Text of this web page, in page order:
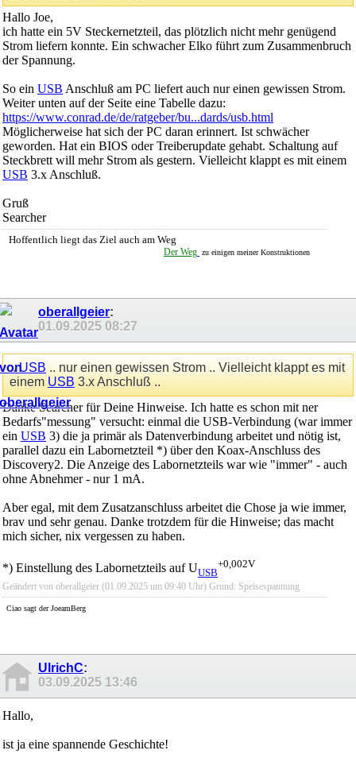
Hallo Joe,
ich hatte ein 5V Steckernetzteil, das plötzlich nicht mehr genügend
Strom liefern konnte. Ein schwacher Elko führt zum Zusammenbruch
der Spannung.
So ein USB Anschluß am PC liefert auch nur einen gewissen Strom.
Weiter unten auf der Seite eine Tabelle dazu:
https://www.conrad.de/de/ratgeber/bu...dards/usb.html
Möglicherweise hat sich der PC daran erinnert. Ist schwächer
geworden. Hat ein BIOS oder Treiberupdate gehabt. Schaltung auf
Steckbrett will mehr Strom als gestern. Vielleicht klappt es mit einem
USB 3.x Anschluß.
Gruß
Searcher
Hoffentlich liegt das Ziel auch am Weg
Der Weg zu einigen meiner Konstruktionen
oberallgeier:
01.09.2025 08:27
..USB .. nur einen gewissen Strom .. Vielleicht klappt es mit
einem USB 3.x Anschluß ..
Danke Searcher für Deine Hinweise. Ich hatte es schon mit ner
Bedarfs"messung" versucht: einmal die USB-Verbindung (war immer
ein USB 3) die ja primär als Datenverbindung arbeitet und nötig ist,
parallel dazu ein Labornetzteil *) über den Koax-Anschluss des
Discovery2. Die Anzeige des Labornetzteils war wie "immer" - auch
ohne Abnehmer - nur 1 mA.
Aber egal, mit dem Zusatzanschluss arbeitet die Chose ja wie immer,
brav und sehr genau. Danke trotzdem für die Hinweise; das macht
mich sicher, nix vergessen zu haben.
*) Einstellung des Labornetzteils auf UUSB
+0,002V
Geändert von oberallgeier (01.09.2025 um 09:40 Uhr) Grund: Speisespannung
Ciao sagt der JoeamBerg
UlrichC:
03.09.2025 13:46
Hallo,
ist ja eine spannende Geschichte!